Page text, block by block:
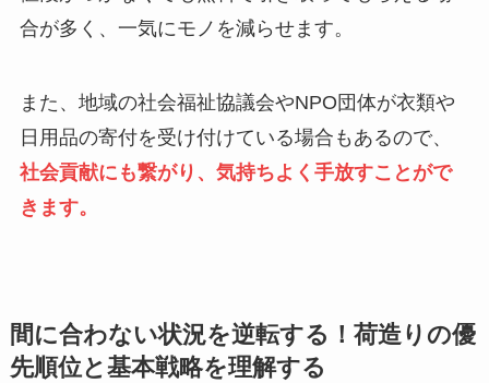
合が多く、一気にモノを減らせます。
また、地域の社会福祉協議会やNPO団体が衣類や
日用品の寄付を受け付けている場合もあるので、
社会貢献にも繋がり、気持ちよく手放すことがで
きます。
間に合わない状況を逆転する！荷造りの優
先順位と基本戦略を理解する